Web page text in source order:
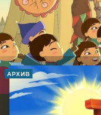
АРХИВ